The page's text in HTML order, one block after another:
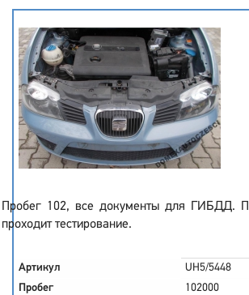
Пробег 102, все документы для ГИБДД.
проходит тестирование.
Артикул
UH5/5448
Пробег
102000